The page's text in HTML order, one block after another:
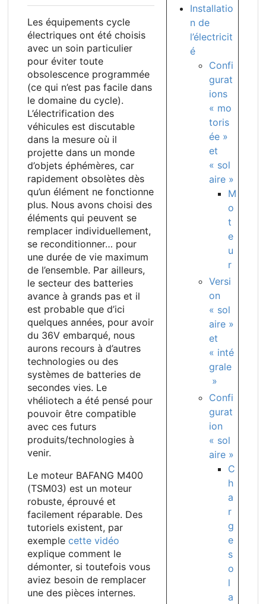
Installatio
n de
l’électricit
é
Confi
gurat
ions
« mo
toris
ée »
et
« sol
aire »
M
o
t
e
u
r
Versi
on
« sol
aire »
et
« inté
grale
»
Confi
gurat
ion
« sol
aire »
C
h
a
r
g
e
s
o
l
a
Les équipements cycle
électriques ont été choisis
avec un soin particulier
pour éviter toute
obsolescence programmée
(ce qui n’est pas facile dans
le domaine du cycle).
L’électrification des
véhicules est discutable
dans la mesure où il
projette dans un monde
d’objets éphémères, car
rapidement obsolètes dès
qu’un élément ne fonctionne
plus. Nous avons choisi des
éléments qui peuvent se
remplacer individuellement,
se reconditionner… pour
une durée de vie maximum
de l’ensemble. Par ailleurs,
le secteur des batteries
avance à grands pas et il
est probable que d’ici
quelques années, pour avoir
du 36V embarqué, nous
aurons recours à d’autres
technologies ou des
systèmes de batteries de
secondes vies. Le
vhéliotech a été pensé pour
pouvoir être compatible
avec ces futurs
produits/technologies à
venir.
Le moteur BAFANG M400
(TSM03) est un moteur
robuste, éprouvé et
facilement réparable. Des
tutoriels existent, par
exemple cette vidéo
explique comment le
démonter, si toutefois vous
aviez besoin de remplacer
une des pièces internes.